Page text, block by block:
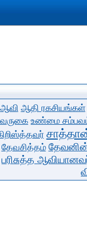
ஆதி ரகசியங்கள்
உண்மை
தேவசித்தம்
பரிசுத்த